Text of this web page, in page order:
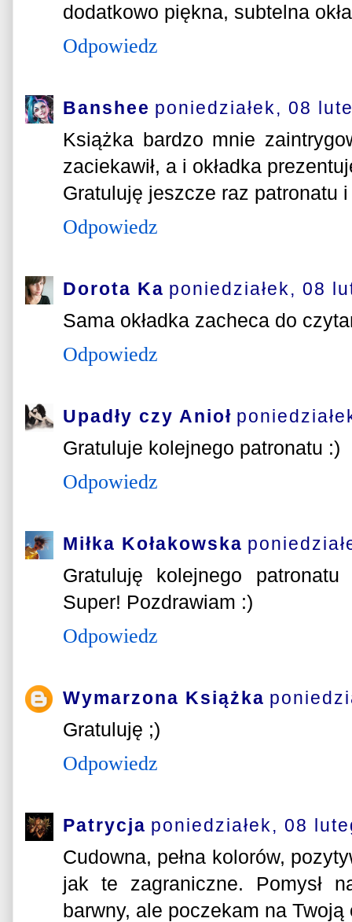
dodatkowo piękna, subtelna
Odpowiedz
Banshee poniedziałek, 08
Książka bardzo mnie
zaciekawił, a i okładka
Gratuluję jeszcze raz patronatu
Odpowiedz
Dorota Ka poniedziałek, 08
Sama okładka zacheca do
Odpowiedz
Upadły czy Anioł
Gratuluje kolejnego patronatu :)
Odpowiedz
Miłka Kołakowska
Gratuluję kolejnego patronatu
Super! Pozdrawiam :)
Odpowiedz
Wymarzona Książka
Gratuluję ;)
Odpowiedz
Patrycja poniedziałek, 08
Cudowna, pełna kolorów,
jak te zagraniczne. Pomysł
barwny, ale poczekam na